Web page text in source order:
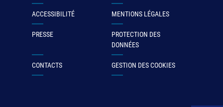
ACCESSIBILITÉ MENTIONS LÉGALES
PRESSE
PROTECTION DES
DONNÉES
CONTACTS GESTION DES COOKIES